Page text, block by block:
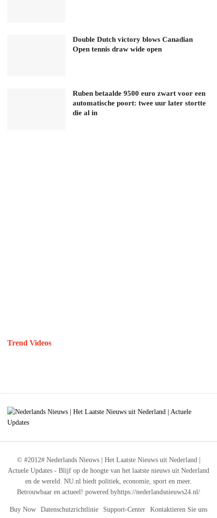
Double Dutch victory blows Canadian
Open tennis draw wide open
Ruben betaalde 9500 euro zwart voor een
automatische poort: twee uur later stortte
die al in
Trend Videos
© #2012# Nederlands Nieuws | Het Laatste Nieuws uit Nederland |
Actuele Updates - Blijf op de hoogte van het laatste nieuws uit Nederland
en de wereld. NU.nl biedt politiek, economie, sport en meer.
Betrouwbaar en actueel! powered byhttps://nederlandsnieuws24.nl/
Buy Now Datenschutzrichtlinie Support-Center Kontaktieren Sie uns